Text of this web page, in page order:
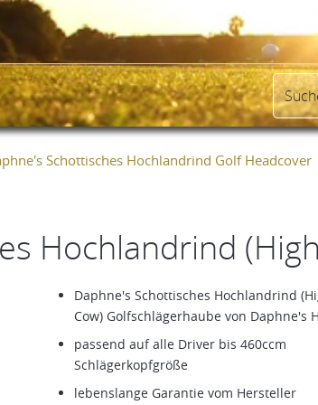
Schottisches Hochlandrind Golf Headcover
Hochlandrind
Daphne's Schottisches Hochlandrind
Cow) Golfschlägerhaube von Daphne's
passend auf alle Driver bis 460ccm
Schlägerkopfgröße
lebenslange Garantie vom Hersteller